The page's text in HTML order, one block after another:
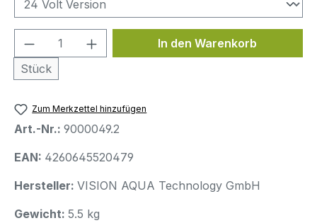
Produkt Anzahl: Gib den
Stück
In den Warenkorb
Zum Merkzettel hinzufügen
Art.-Nr.: 9000049.2
EAN: 4260645520479
Hersteller: VISION AQUA Technology GmbH
Gewicht: 5.5 kg